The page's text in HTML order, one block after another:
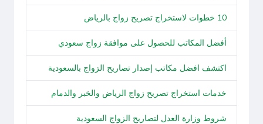
10 خطوات لاستخراج تصريح زواج بالرياض
أفضل المكاتب للحصول على موافقة زواج سعودي
اكتشف افضل مكاتب إصدار تصاريح الزواج بالسعودية
خدمات استخراج تصريح زواج الرياض والخبر والدمام
شروط وزارة العدل لتصاريح الزواج السعودية